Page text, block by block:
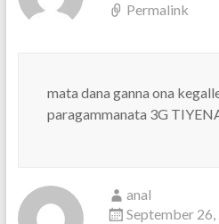
Permalink
mata dana ganna ona
paragammanata 3G
anal
September